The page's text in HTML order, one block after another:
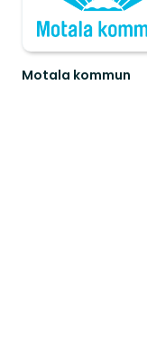
Motala kommun